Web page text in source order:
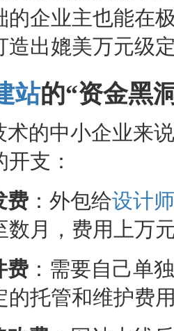
的企业主也能在
造出媲美万元级
站的“资金黑
术的中小企业来
支：
费 ：外包给设计师
数月，费用上万
费 ：需要自己单
的托管和维护费